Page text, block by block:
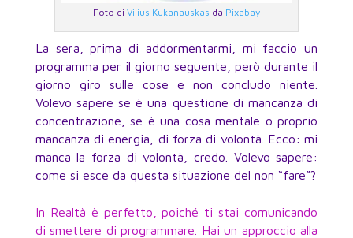
Foto di Vilius Kukanauskas da Pixabay
La sera, prima di addormentarmi, mi faccio un
programma per il giorno seguente, però durante il
giorno giro sulle cose e non concludo niente.
Volevo sapere se è una questione di mancanza di
concentrazione, se è una cosa mentale o proprio
mancanza di energia, di forza di volontà. Ecco: mi
manca la forza di volontà, credo. Volevo sapere:
come si esce da questa situazione del non “fare”?
In Realtà è perfetto, poiché ti stai comunicando
di smettere di programmare. Hai un approccio alla